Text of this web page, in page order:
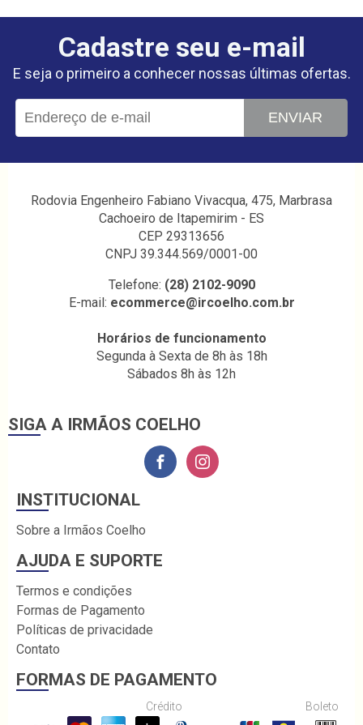
Cadastre seu e-mail
E seja o primeiro a conhecer nossas últimas ofertas.
ENVIAR
Rodovia Engenheiro Fabiano Vivacqua, 475, Marbrasa
Cachoeiro de Itapemirim - ES
CEP 29313656
CNPJ 39.344.569/0001-00
Telefone: (28) 2102-9090
E-mail: ecommerce@ircoelho.com.br
Horários de funcionamento
Segunda à Sexta de 8h às 18h
Sábados 8h às 12h
SIGA A IRMÃOS COELHO
INSTITUCIONAL
Sobre a Irmãos Coelho
AJUDA E SUPORTE
Termos e condições
Formas de Pagamento
Políticas de privacidade
Contato
FORMAS DE PAGAMENTO
Crédito Boleto